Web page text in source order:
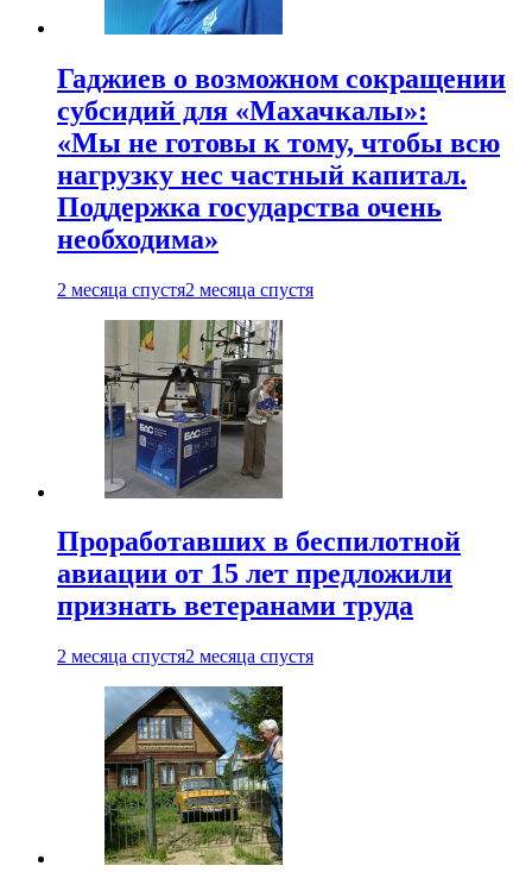
Гаджиев о возможном сокращении
субсидий для «Махачкалы»:
«Мы не готовы к тому, чтобы всю
нагрузку нес частный капитал.
Поддержка государства очень
необходима»
2 месяца спустя2 месяца спустя
Проработавших в беспилотной
авиации от 15 лет предложили
признать ветеранами труда
2 месяца спустя2 месяца спустя